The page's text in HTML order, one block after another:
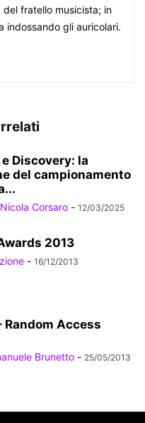
fratello musicista; in
indossando gli auricolari.
Discovery: la
del campionamento
Nicola Corsaro - 12/03/2025
2013
- 16/12/2013
Random Access
Brunetto - 25/05/2013